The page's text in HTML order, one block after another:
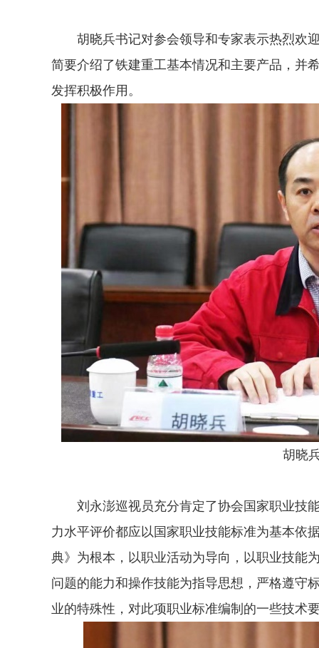
胡晓兵书记对参会领导和专家表示热烈欢
简要介绍了铁建重工基本情况和主要产品，并
发挥积极作用。
胡晓兵
刘永澎巡视员充分肯定了协会国家职业技
力水平评价都应以国家职业技能标准为基本依
典》为根本，以职业活动为导向，以职业技能
问题的能力和操作技能为指导思想，严格遵守
业的特殊性，对此项职业标准编制的一些技术